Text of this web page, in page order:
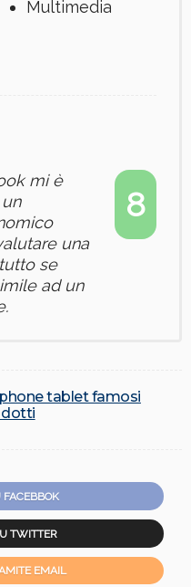
Multimedia
8
mi è
una
se
ad un
tablet famosi
FACEBBOK
TWITTER
EMAIL